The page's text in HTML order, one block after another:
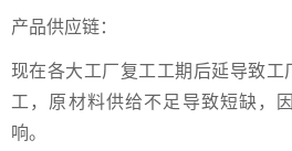
产品供应链：
现在各大工厂复工工期后延导致
工，原材料供给不足导致短缺，
响。